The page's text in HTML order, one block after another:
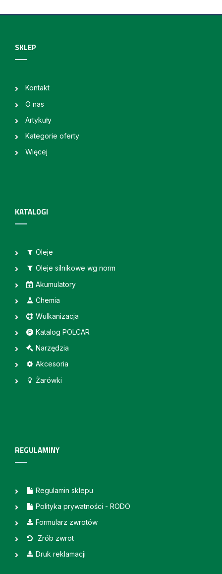
SKLEP
Kontakt
O nas
Artykuły
Kategorie oferty
Więcej
KATALOGI
Oleje
Oleje silnikowe wg norm
Akumulatory
Chemia
Wulkanizacja
Katalog POLCAR
Narzędzia
Akcesoria
Żarówki
REGULAMINY
Regulamin sklepu
Polityka prywatności - RODO
Formularz zwrotów
Zrób zwrot
Druk reklamacji